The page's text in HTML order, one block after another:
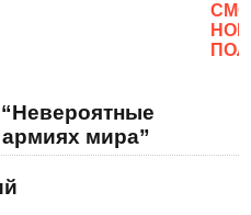
мира”